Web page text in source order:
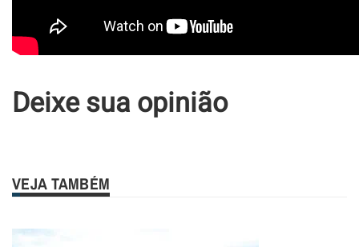
Deixe sua opinião
VEJA TAMBÉM